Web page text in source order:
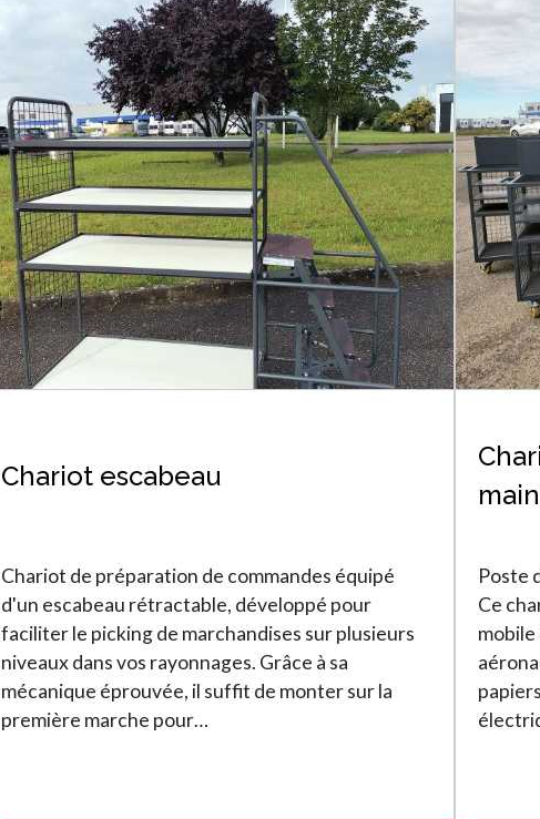
Chariot escabeau
Chariot de préparation de commandes équipé
d'un escabeau rétractable, développé pour
faciliter le picking de marchandises sur plusieurs
niveaux dans vos rayonnages. Grâce à sa
mécanique éprouvée, il suffit de monter sur la
première marche pour…
Poste
Ce